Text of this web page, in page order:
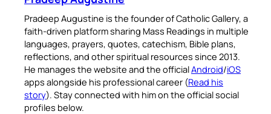
Pradeep Augustine is the founder of Catholic Gallery, a
faith-driven platform sharing Mass Readings in multiple
languages, prayers, quotes, catechism, Bible plans,
reflections, and other spiritual resources since 2013.
He manages the website and the officialAndroid/iOS
apps alongside his professional career (Read his
story). Stay connected with him on the official social
profiles below.